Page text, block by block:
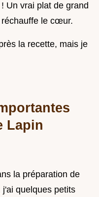
Un vrai plat de grand
le cœur.
la recette, mais je
Lapin
la préparation de
quelques petits